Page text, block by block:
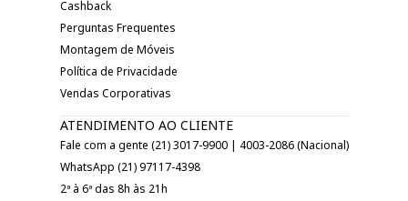
Cashback
Perguntas Frequentes
Montagem de Móveis
Política de Privacidade
Vendas Corporativas
ATENDIMENTO AO CLIENTE
Fale com a gente (21) 3017-9900 | 4003-2086 (Nacional)
WhatsApp (21) 97117-4398
2ª à 6ª das 8h às 21h